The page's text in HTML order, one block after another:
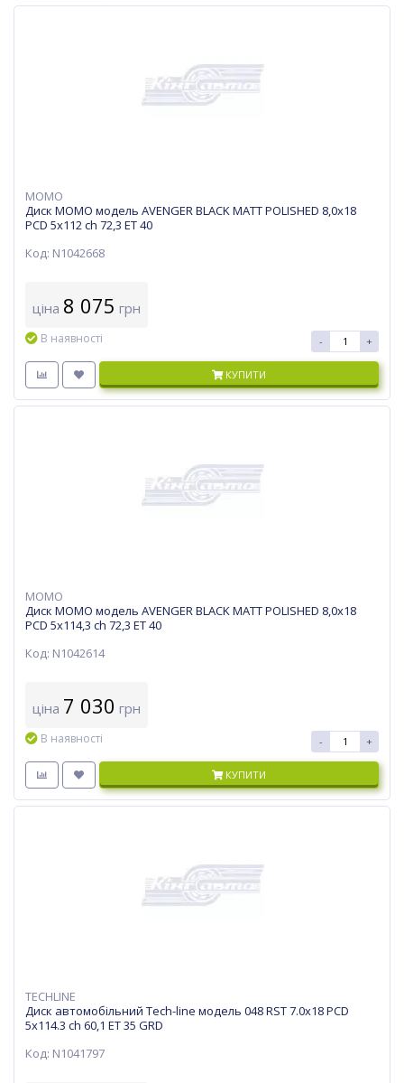
MOMO
Диск MOMO модель AVENGER BLACK MATT POLISHED 8,0х18
PCD 5x112 ch 72,3 ET 40
Код: N1042668
ціна 8 075 грн
В наявності - +
КУПИТИ
MOMO
Диск MOMO модель AVENGER BLACK MATT POLISHED 8,0х18
PCD 5x114,3 ch 72,3 ET 40
Код: N1042614
ціна 7 030 грн
В наявності - +
КУПИТИ
TECHLINE
Диск автомобільний Tech-line модель 048 RST 7.0х18 PCD
5x114.3 ch 60,1 ET 35 GRD
Код: N1041797